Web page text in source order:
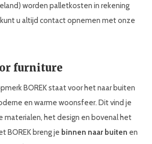
worden palletkosten in rekening
u altijd contact opnemen met onze
furniture
BOREK staat voor het naar buiten
en warme woonsfeer. Dit vind je
materialen, het design en bovenal het
BOREK breng je binnen naar buiten en